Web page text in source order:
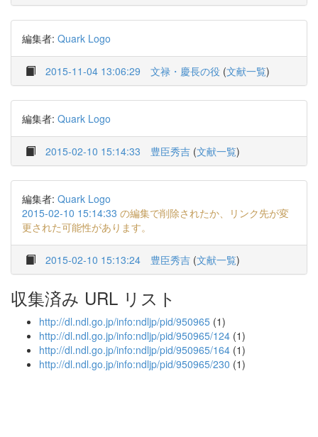
編集者: Quark Logo
2015-11-04 13:06:29 文禄・慶長の役 (文献一覧)
編集者: Quark Logo
2015-02-10 15:14:33 豊臣秀吉 (文献一覧)
編集者: Quark Logo
2015-02-10 15:14:33 の編集で削除されたか、リンク先が変
更された可能性があります。
2015-02-10 15:13:24 豊臣秀吉 (文献一覧)
収集済み URL リスト
http://dl.ndl.go.jp/info:ndljp/pid/950965 (1)
http://dl.ndl.go.jp/info:ndljp/pid/950965/124 (1)
http://dl.ndl.go.jp/info:ndljp/pid/950965/164 (1)
http://dl.ndl.go.jp/info:ndljp/pid/950965/230 (1)